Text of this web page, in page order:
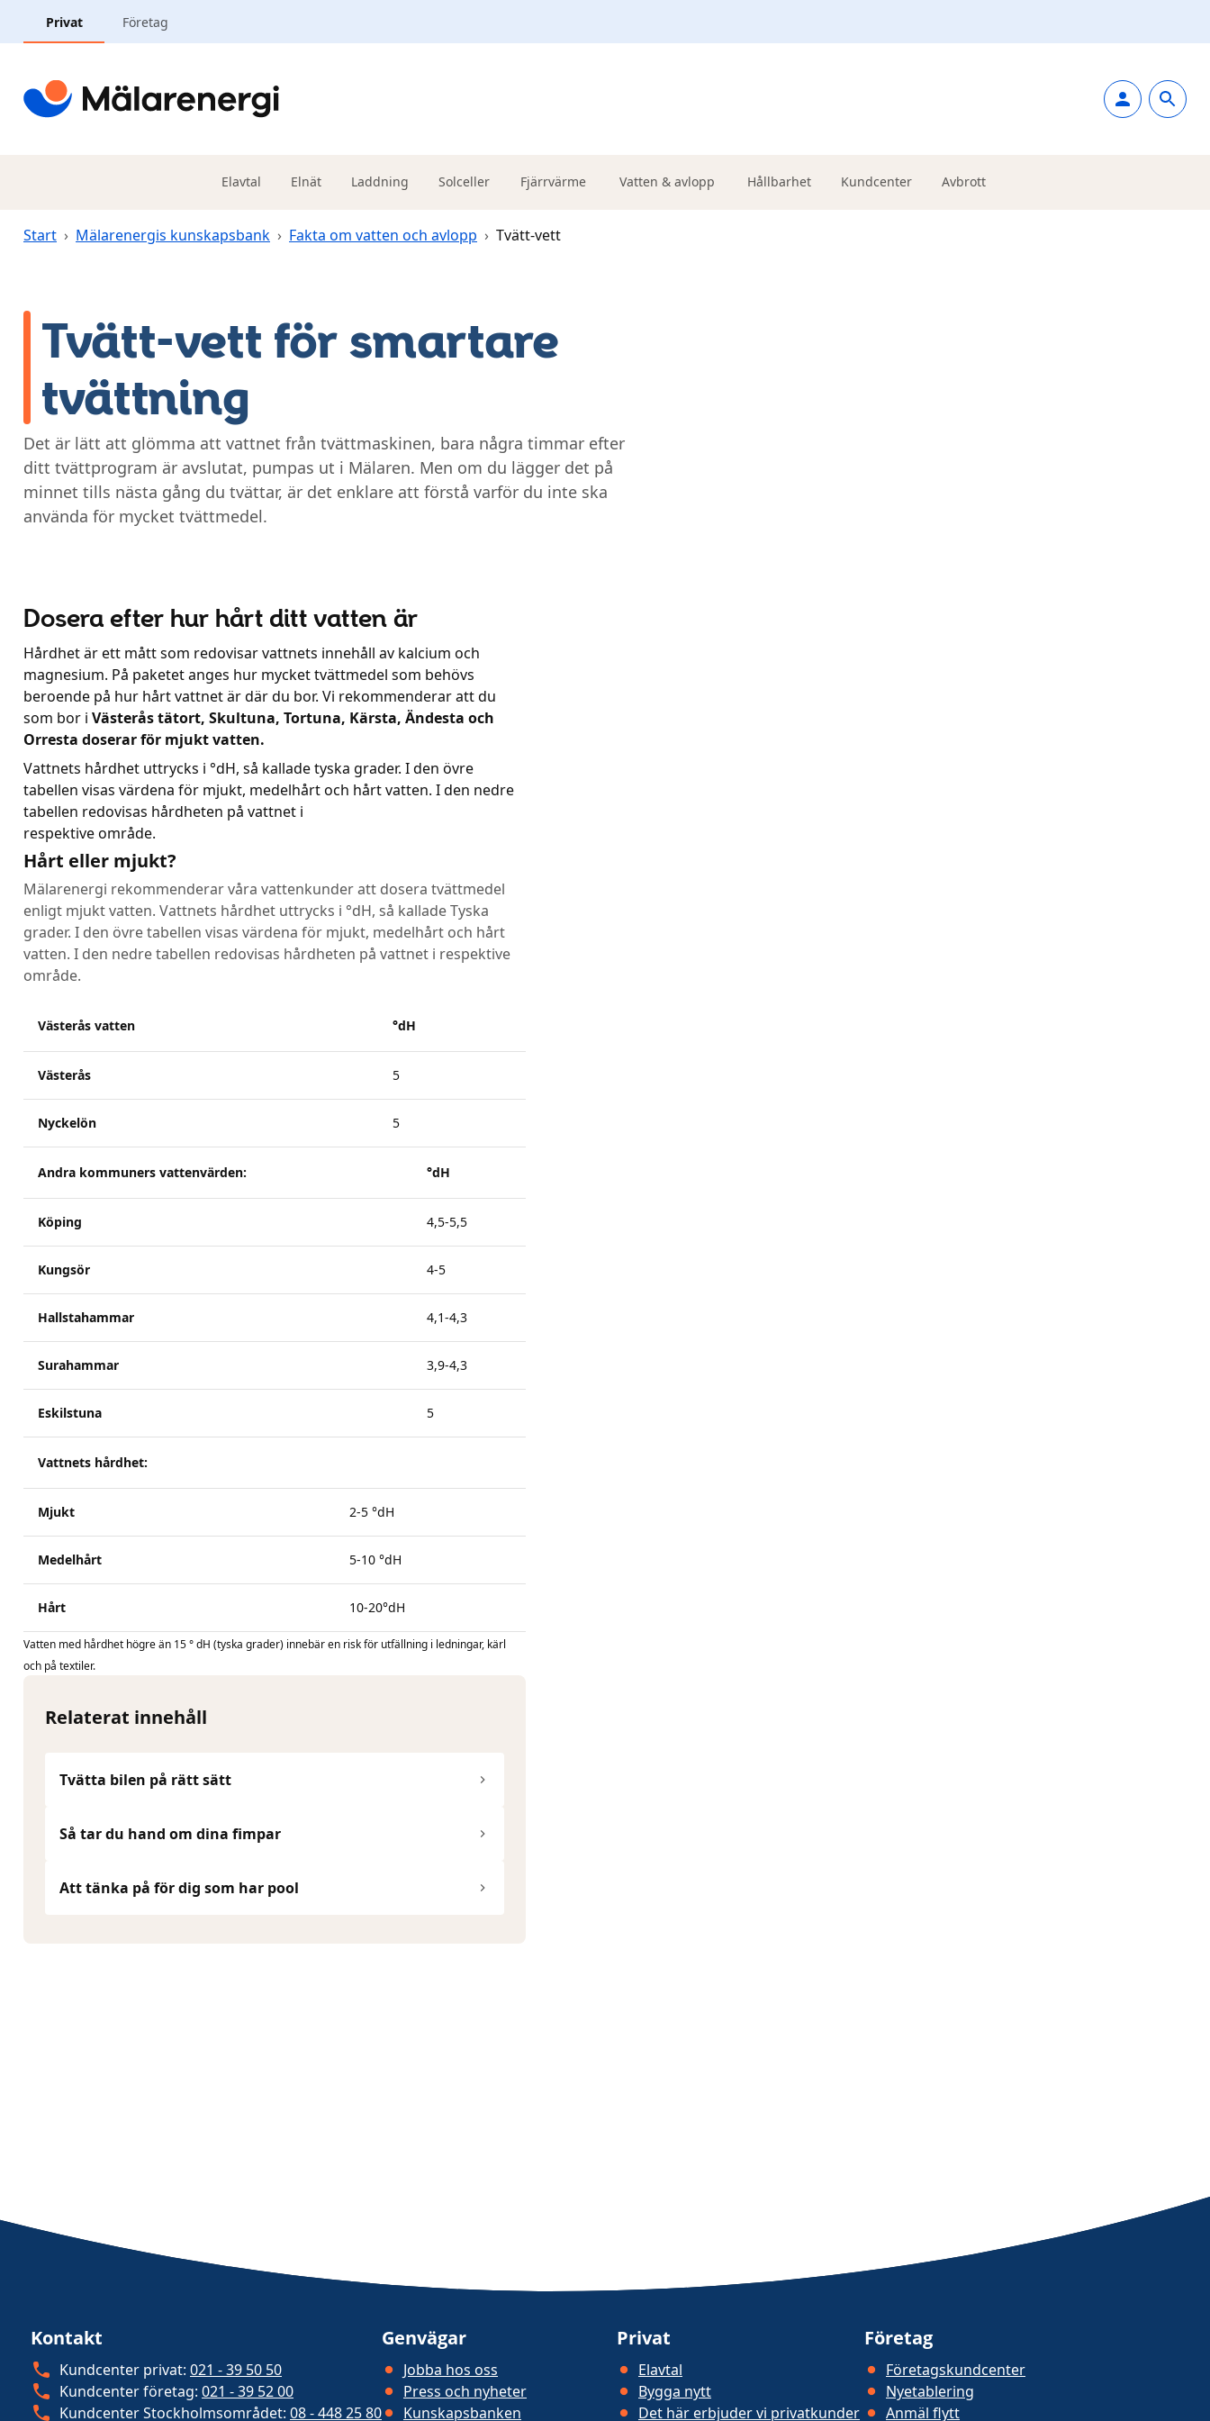
Privat Företag
Elavtal Elnät Laddning Solceller Fjärrvärme Vatten & avlopp Hållbarhet Kundcenter Avbrott
Start › Mälarenergis kunskapsbank › Fakta om vatten och avlopp › Tvätt-vett
Tvätt-vett för smartare
tvättning
Det är lätt att glömma att vattnet från tvättmaskinen, bara några timmar efter
ditt tvättprogram är avslutat, pumpas ut i Mälaren. Men om du lägger det på
minnet tills nästa gång du tvättar, är det enklare att förstå varför du inte ska
använda för mycket tvättmedel.
Dosera efter hur hårt ditt vatten är
Hårdhet är ett mått som redovisar vattnets innehåll av kalcium och
magnesium. På paketet anges hur mycket tvättmedel som behövs
beroende på hur hårt vattnet är där du bor. Vi rekommenderar att du
som bor i Västerås tätort, Skultuna, Tortuna, Kärsta, Ändesta och
Orresta doserar för mjukt vatten.
Vattnets hårdhet uttrycks i °dH, så kallade tyska grader. I den övre
tabellen visas värdena för mjukt, medelhårt och hårt vatten. I den nedre
tabellen redovisas hårdheten på vattnet i
respektive område.
Hårt eller mjukt?
Mälarenergi rekommenderar våra vattenkunder att dosera tvättmedel
enligt mjukt vatten. Vattnets hårdhet uttrycks i °dH, så kallade Tyska
grader. I den övre tabellen visas värdena för mjukt, medelhårt och hårt
vatten. I den nedre tabellen redovisas hårdheten på vattnet i respektive
område.
Västerås vatten °dH
Västerås 5
Nyckelön 5
Andra kommuners vattenvärden: °dH
Köping 4,5-5,5
Kungsör 4-5
Hallstahammar 4,1-4,3
Surahammar 3,9-4,3
Eskilstuna 5
Vattnets hårdhet:
Mjukt 2-5 °dH
Medelhårt 5-10 °dH
Hårt 10-20°dH
Vatten med hårdhet högre än 15 ° dH (tyska grader) innebär en risk för utfällning i ledningar, kärl
och på textiler.
Relaterat innehåll
Tvätta bilen på rätt sätt
Så tar du hand om dina fimpar
Att tänka på för dig som har pool
Kontakt
Kundcenter privat: 021 - 39 50 50
Kundcenter företag: 021 - 39 52 00
Kundcenter Stockholmsområdet: 08 - 448 25 80
Genvägar
Jobba hos oss
Press och nyheter
Kunskapsbanken
Privat
Elavtal
Bygga nytt
Det här erbjuder vi privatkunder
Företag
Företagskundcenter
Nyetablering
Anmäl flytt